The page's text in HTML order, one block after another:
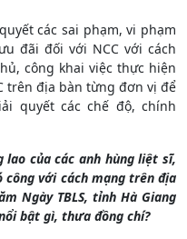
các sai phạm, vi phạm
đãi đối với NCC với cách
công khai việc thực hiện
trên địa bàn từng đơn vị để
quyết các chế độ, chính
lao của các anh hùng liệt sĩ,
với cách mạng trên địa
Ngày TBLS, tỉnh Hà Giang
bật gì, thưa đồng chí?